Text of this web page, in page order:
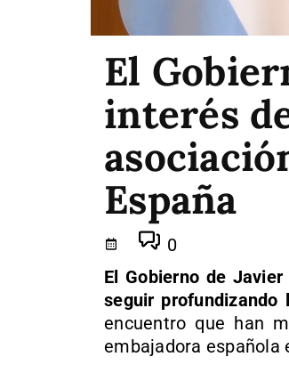
El
interés
España
0
El Gobierno de
seguir profundizando
encuentro que han
embajadora española